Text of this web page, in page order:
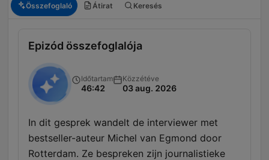
Összefoglaló Átirat Keresés
Epizód összefoglalója
Időtartam
46:42
Közzétéve
03 aug. 2026
In dit gesprek wandelt de interviewer met
bestseller-auteur Michel van Egmond door
Rotterdam. Ze bespreken zijn journalistieke